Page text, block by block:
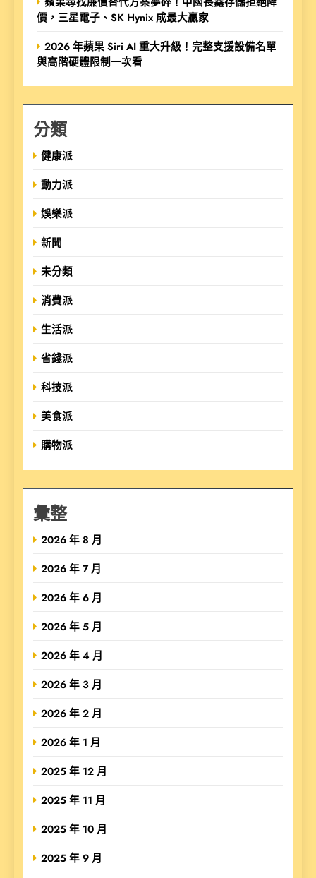
價，三星電子、SK Hynix 成最大贏家
2026 年蘋果 Siri AI 重大升級！完整支援設備名單
與高階硬體限制一次看
分類
健康派
動力派
娛樂派
新聞
未分類
消費派
生活派
省錢派
科技派
美食派
購物派
彙整
2026 年 8 月
2026 年 7 月
2026 年 6 月
2026 年 5 月
2026 年 4 月
2026 年 3 月
2026 年 2 月
2026 年 1 月
2025 年 12 月
2025 年 11 月
2025 年 10 月
2025 年 9 月